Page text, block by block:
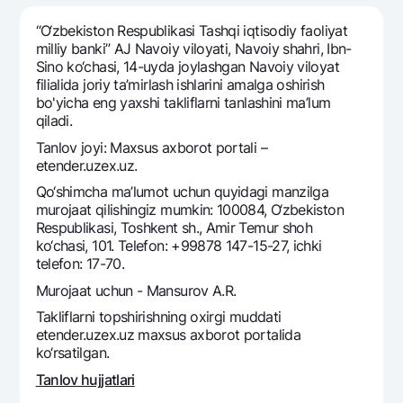
Hamma uchun USD uchun
Talab qilib olinguncha USD
Oltin omonat
NBU’dan oltin quymalar
Kumush omonat
UzCard/HUMO
Visa
Visa FIFA
Mastercard
Ish haqi
Garmin pay
Eskrou hisobvarag‘i
Tariflar
Aksiyalar
Milliy mobil ilovasi
Ko'p beriladigan savollar
Sayt bo‘yicha qidiring
Qidirish
Foydali havolalar
Ko'p beriladigan savollar
Matbuot markazi
“O‘zbekiston Respublikasi Tashqi iqtisodiy faoliyat
milliy banki” AJ Navoiy viloyati, Navoiy shahri, Ibn-
Sino ko‘chasi, 14-uyda joylashgan Navoiy viloyat
filialida joriy ta’mirlash ishlarini amalga oshirish
bo'yicha eng yaxshi takliflarni tanlashini ma’lum
qiladi.
Tanlov joyi: Maxsus axborot portali –
etender.uzex.uz.
Qo‘shimcha ma’lumot uchun quyidagi manzilga
murojaat qilishingiz mumkin: 100084, O‘zbekiston
Respublikasi, Toshkent sh., Amir Temur shoh
ko‘chasi, 101. Telefon: +99878 147-15-27, ichki
telefon: 17-70.
Murojaat uchun - Mansurov A.R.
Takliflarni topshirishning oxirgi muddati
etender.uzex.uz maxsus axborot portalida
ko‘rsatilgan.
Tanlov hujjatlari